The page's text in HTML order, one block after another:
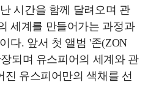
시간을 함께 달려오며 관
세계를 만들어가는 과정과
다. 앞서 첫 앨범 '존(ZON
되며 유스피어의 세계와 관
진 유스피어만의 색채를 선